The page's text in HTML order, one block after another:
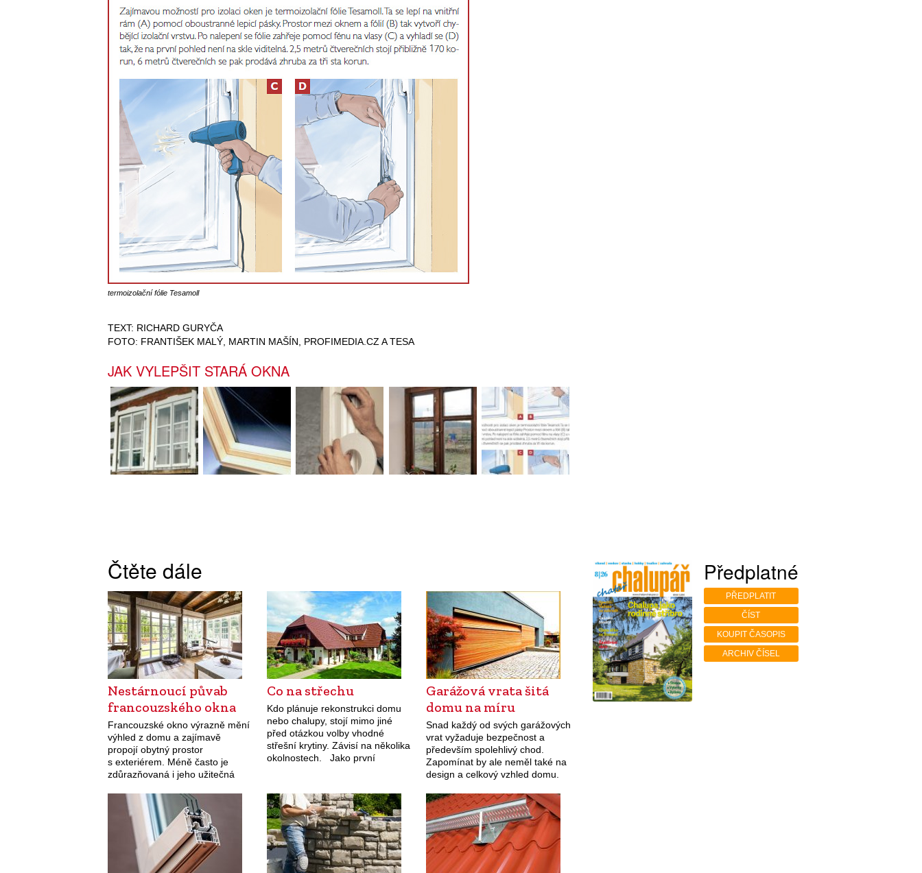
termoizolační fólie Tesamoll
TEXT: RICHARD GURYČA
FOTO: FRANTIŠEK MALÝ, MARTIN MAŠÍN, PROFIMEDIA.CZ A TESA
JAK VYLEPŠIT STARÁ OKNA
Čtěte dále
Nestárnoucí půvab
francouzského okna
Francouzské okno výrazně mění
výhled z domu a zajímavě
propojí obytný prostor
s exteriérem. Méně často je
zdůrazňovaná i jeho užitečná
větrání.
Co na střechu
Kdo plánuje rekonstrukci domu
nebo chalupy, stojí mimo jiné
před otázkou volby vhodné
střešní krytiny. Závisí na několika
okolnostech. Jako první
vlastní kapse…
Garážová vrata šitá
domu na míru
Snad každý od svých garážových
vrat vyžaduje bezpečnost a
především spolehlivý chod.
Zapomínat by ale neměl také na
design a celkový vzhled domu.
účely nabízí jedinečné řešení
v podobě hliníkových sekčních…
Předplatné
PŘEDPLATIT
ČÍST
KOUPIT ČASOPIS
ARCHIV ČÍSEL